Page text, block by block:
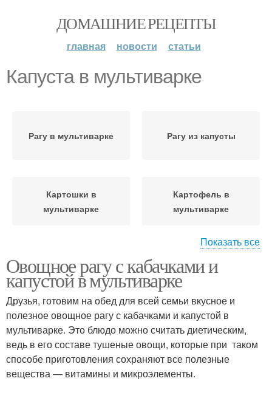
ДОМАШНИЕ РЕЦЕПТЫ
главная новости статьи
Капуста в мультиварке
Рагу в мультиварке Рагу из капусты
Картошки в
мультиварке
Картофель в
мультиварке
мультиварке
Овощи в мультиварке
Фасоль в мультиварке Капусты в мультиварке
Показать все
Овощное рагу с кабачками и
капустой в мультиварке
Друзья, готовим на обед для всей семьи вкусное и
полезное овощное рагу с кабачками и капустой в
мультиварке. Это блюдо можно считать диетическим,
ведь в его составе тушеные овощи, которые при таком
способе приготовления сохраняют все полезные
вещества — витамины и микроэлементы.